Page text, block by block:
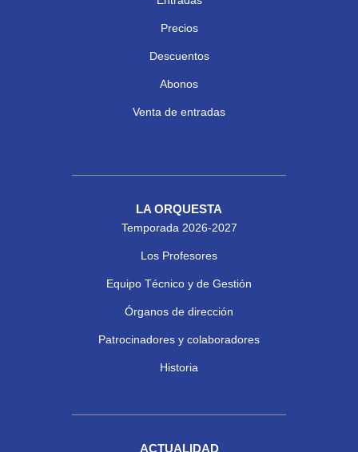
Precios
Descuentos
Abonos
Venta de entradas
LA ORQUESTA
Temporada 2026-2027
Los Profesores
Equipo Técnico y de Gestión
Órganos de dirección
Patrocinadores y colaboradores
Historia
ACTUALIDAD